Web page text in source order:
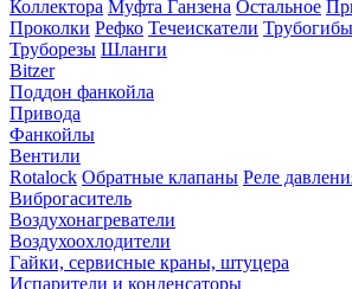
Коллектора Муфта Ганзена Остальное
Проколки Рефко Течеискатели Трубогибы
Труборезы Шланги
Bitzer
Поддон фанкойла
Привода
Фанкойлы
Вентили
Rotalock Обратные клапаны Реле
Виброгаситель
Воздухонагреватели
Воздухоохлодители
Гайки, сервисные краны, штуцера
Испарители и конденсаторы